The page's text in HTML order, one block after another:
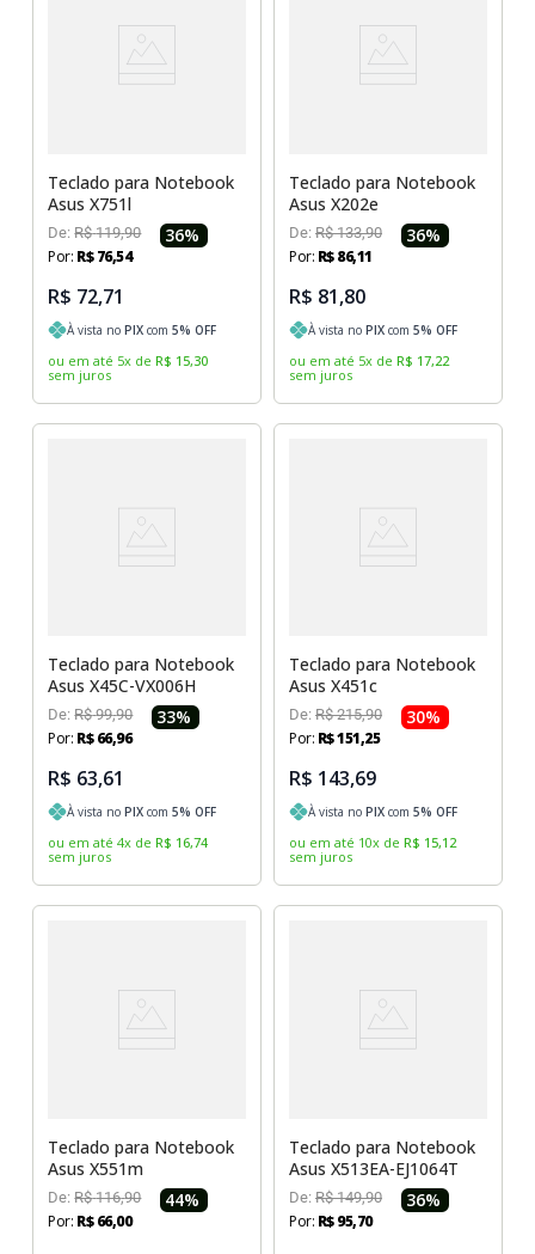
Teclado para Notebook
Asus X751l
De:R$ 119,90 36%
Por: R$ 76,54
R$ 72,71
À vista noPIX com5% OFF
ou em até 5x de R$ 15,30
sem juros
Teclado para Notebook
Asus X202e
De: R$ 133,90 36%
Por: R$86,11
R$ 81,80
À vista no PIX com 5% OFF
ou em até 5x de R$ 17,22
sem juros
Teclado para Notebook
Asus X45C-VX006H
De:R$ 99,90 33%
Por: R$ 66,96
R$ 63,61
À vista noPIX com5% OFF
ou em até 4x de R$ 16,74
sem juros
Teclado para Notebook
Asus X451c
De: R$ 215,90 30%
Por: R$151,25
R$ 143,69
À vista no PIX com 5% OFF
ou em até 10x de R$ 15,12
sem juros
Teclado para Notebook
Asus X551m
De:R$ 116,90 44%
Por: R$ 66,00
Teclado para Notebook
Asus X513EA-EJ1064T
De: R$ 149,90 36%
Por: R$95,70